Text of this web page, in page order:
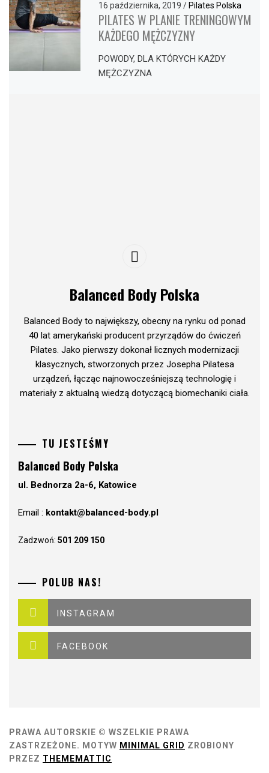
16 października, 2019/ Pilates Polska
PILATES W PLANIE TRENINGOWYM
KAŻDEGO MĘŻCZYZNY
POWODY, DLA KTÓRYCH KAŻDY
MĘŻCZYZNA
Balanced Body Polska
Balanced Body to największy, obecny na rynku od ponad
40 lat amerykański producent przyrządów do ćwiczeń
Pilates. Jako pierwszy dokonał licznych modernizacji
klasycznych, stworzonych przez Josepha Pilatesa
urządzeń, łącząc najnowocześniejszą technologię i
materiały z aktualną wiedzą dotyczącą biomechaniki ciała.
TU JESTEŚMY
Balanced Body Polska
ul. Bednorza 2a-6, Katowice
Email : kontakt@balanced-body.pl
Zadzwoń: 501 209 150
POLUB NAS!
INSTAGRAM
FACEBOOK
PRAWA AUTORSKIE © WSZELKIE PRAWA
ZASTRZEŻONE. MOTYW MINIMAL GRID ZROBIONY
PRZEZ THEMEMATTIC